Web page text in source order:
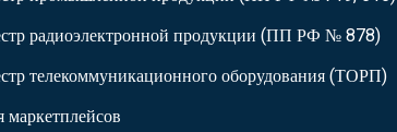
радиоэлектронной продукции (ПП РФ № 878)
телекоммуникационного оборудования (ТОРП)
маркетплейсов